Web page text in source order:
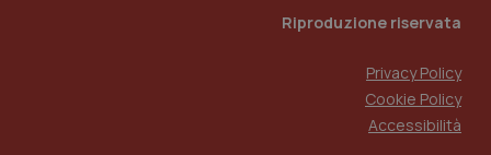
Riproduzione riservata
Privacy Policy
Cookie Policy
Accessibilità